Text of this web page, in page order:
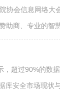
协会信息网络大
助商、专业的智
，超过90%的数
库安全市场现状